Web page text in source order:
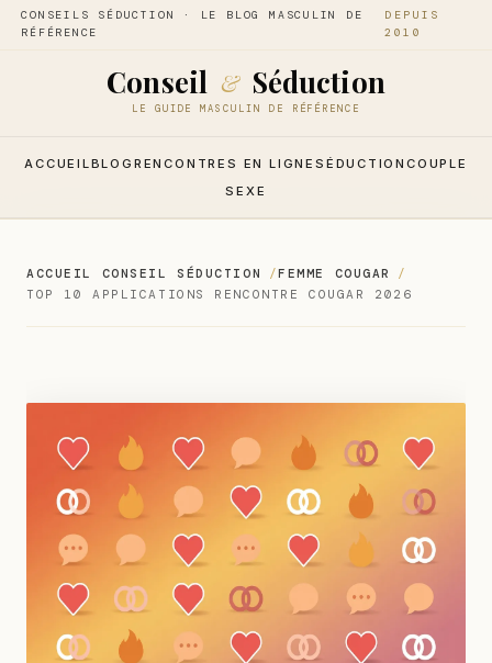
CONSEILS SÉDUCTION · LE BLOG MASCULIN DE
RÉFÉRENCE
DEPUIS
2010
Conseil & Séduction
LE GUIDE MASCULIN DE RÉFÉRENCE
ACCUEIL BLOG RENCONTRES EN LIGNE SÉDUCTIONCOUPLE
SEXE
ACCUEIL CONSEIL SÉDUCTION
FEMME COUGAR
TOP 10 APPLICATIONS RENCONTRE COUGAR 2026